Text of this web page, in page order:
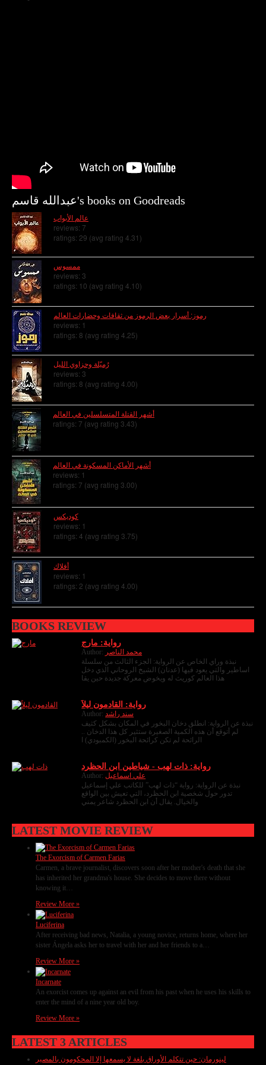
عبدالله قاسم's books on Goodreads
عالم الأبواب
reviews: 7
ratings: 29 (avg rating 4.31)
ممسوس
reviews: 3
ratings: 10 (avg rating 4.10)
رموز: أسرار بعض الرموز من ثقافات وحضارات العالم
reviews: 1
ratings: 8 (avg rating 4.25)
رُميّلة وحزاوي الليل
reviews: 3
ratings: 8 (avg rating 4.00)
أشهر القتلة المتسلسلين في العالم
ratings: 7 (avg rating 3.43)
أشهر الأماكن المسكونة في العالم
reviews: 1
ratings: 7 (avg rating 3.00)
كوديكس
reviews: 1
ratings: 4 (avg rating 3.75)
أفلاك
reviews: 1
ratings: 2 (avg rating 4.00)
BOOKS REVIEW
رواية: مارج
Author: محمد الناصر
نبذة وراي الخاص عن الرواية: الجزء الثالث من سلسلة
اساطير والتي يعود فيها (عدنان) الشيخ الروحاني الذي دخل
هذا العالم كوريث له ويخوض معركة جديدة حين يقا
رواية: القادمون ليلاً
Author: سند راشد
نبذة عن الرواية: انطلق دخان البخور في المكان بشكل كثيف
لم أتوقع أن هذه الكمية الصغيرة ستثير كل هذا الدخان ..
الرائحة لم تكن كرائحة البخور (الكمبودي) ا
رواية: ذات لهب - شياطين ابن الحظرد
Author: علي اسماعيل
نبذة عن الرواية: رواية “ذات لهب” للكاتب علي إسماعيل
تدور حول شخصية ابن الحظرد، التي تعيش بين الواقع
والخيال. يقال أن ابن الحظرد شاعر يمني
LATEST MOVIE REVIEW
The Exorcism of Carmen Farias
Carmen, a brave journalist, discovers soon after her mother's death that she
has inherited her grandma's house. She decides to move there without
knowing it…
Review More »
Luciferina
After receiving bad news, Natalia, a young novice, returns home, where her
sister Ángela asks her to travel with her and her friends to a…
Review More »
Incarnate
An exorcist comes up against an evil from his past when he uses his skills to
enter the mind of a nine year old boy.
Review More »
LATEST 3 ARTICLES
لينورمان: حين تتكلم الأوراق بلغة لا يسمعها إلا المحكومون بالمصير